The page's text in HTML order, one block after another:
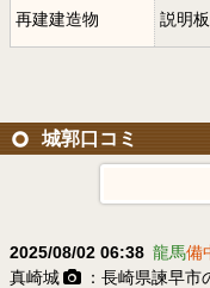
再建建造物 説明板
城郭口コミ
2025/08/02 06:38 龍馬備
真崎城
：長崎県諫早